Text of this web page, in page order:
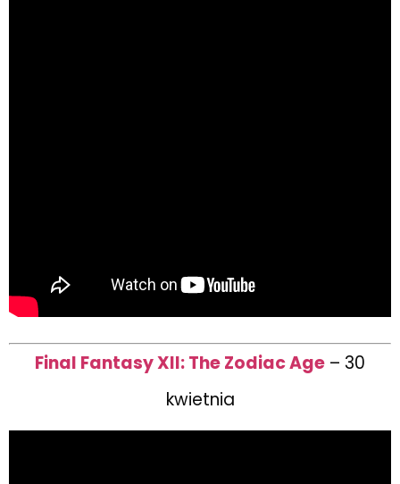
Final Fantasy XII: The Zodiac Age – 30
kwietnia